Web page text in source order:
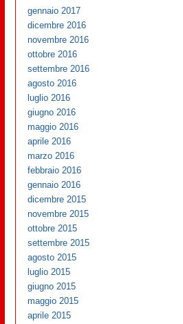
gennaio 2017
dicembre 2016
novembre 2016
ottobre 2016
settembre 2016
agosto 2016
luglio 2016
giugno 2016
maggio 2016
aprile 2016
marzo 2016
febbraio 2016
gennaio 2016
dicembre 2015
novembre 2015
ottobre 2015
settembre 2015
agosto 2015
luglio 2015
giugno 2015
maggio 2015
aprile 2015